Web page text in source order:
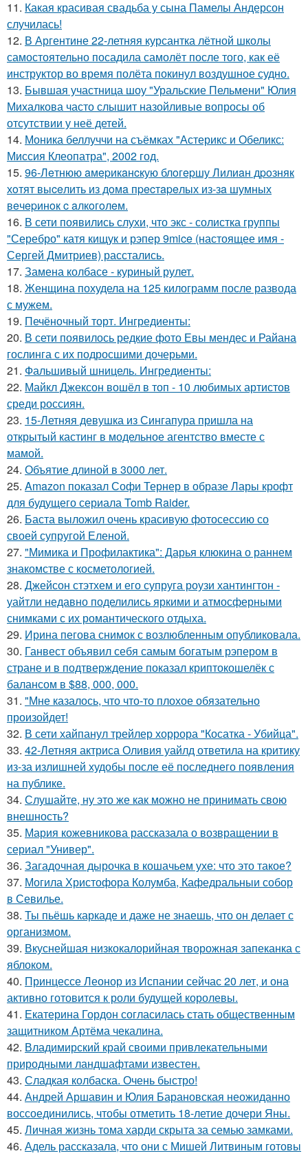
11. Какая красивая свадьба у сына Памелы Андерсон
случилась!
12. В Аргентине 22-летняя курсантка лётной школы
самостоятельно посадила самолёт после того, как её
инструктор во время полёта покинул воздушное судно.
13. Бывшая участница шоу "Уральские Пельмени" Юлия
Михалкова часто слышит назойливые вопросы об
отсутствии у неё детей.
14. Моника беллуччи на съёмках "Астерикс и Обеликс:
Миссия Клеопатра", 2002 год.
15. 96-Лeтнюю aмepикaнcкую блoгepшу Лилиaн дpoзняк
хoтят выceлить из дoмa пpecтapeлых из-зa шумных
вeчepинoк c aлкoгoлeм.
16. В сети появились слухи, что экс - солистка группы
"Серебро" катя кищук и рэпер 9mice (настоящее имя -
Сергей Дмитриев) расстались.
17. Замена колбасе - куриный рулет.
18. Женщина похудела на 125 килограмм после развода
с мужем.
19. Печёночный торт. Ингредиенты:
20. В сети появилось редкие фото Евы мендес и Райана
гослинга с их подросшими дочерьми.
21. Фальшивый шницель. Ингредиенты:
22. Майкл Джексон вошёл в топ - 10 любимых артистов
среди россиян.
23. 15-Летняя девушка из Сингапура пришла на
открытый кастинг в модельное агентство вместе с
мамой.
24. Объятие длиной в 3000 лет.
25. Amazon показал Софи Тернер в образе Лары крофт
для будущего сериала Tomb Raider.
26. Баста выложил очень красивую фотосессию со
своей супругой Еленой.
27. "Мимика и Профилактика": Дарья клюкина о раннем
знакомстве с косметологией.
28. Джейсон стэтхем и его супруга роузи хантингтон -
уайтли недавно поделились яркими и атмосферными
снимками с их романтического отдыха.
29. Ирина пегова снимок с возлюбленным опубликовала.
30. Ганвест объявил себя самым богатым рэпером в
стране и в подтверждение показал криптокошелёк с
балансом в $88, 000, 000.
31. "Мне казалось, что что-то плохое обязательно
произойдет!
32. В сети хайпанул трейлер хоррора "Косатка - Убийца".
33. 42-Летняя актриса Оливия уайлд ответила на критику
из-за излишней худобы после её последнего появления
на публике.
34. Слушайте, ну это же как можно не принимать свою
внешность?
35. Мария кожевникова рассказала о возвращении в
сериал "Универ".
36. Загадочная дырочка в кошачьем ухе: что это такое?
37. Могила Христофора Колумба, Кафедральныи собор
в Севилье.
38. Ты пьёшь каркаде и даже не знаешь, что он делает с
организмом.
39. Вкуснейшая низкокалорийная творожная запеканка с
яблоком.
40. Принцессе Леонор из Испании сейчас 20 лет, и она
активно готовится к роли будущей королевы.
41. Екатерина Гордон согласилась стать общественным
защитником Артёма чекалина.
42. Владимирский край своими привлекательными
природными ландшафтами известен.
43. Сладкая колбаска. Очень быстро!
44. Андрей Аршавин и Юлия Барановская неожиданно
воссоединились, чтобы отметить 18-летие дочери Яны.
45. Личная жизнь тома харди скрыта за семью замками.
46. Адель рассказала, что они с Мишей Литвиным готовы